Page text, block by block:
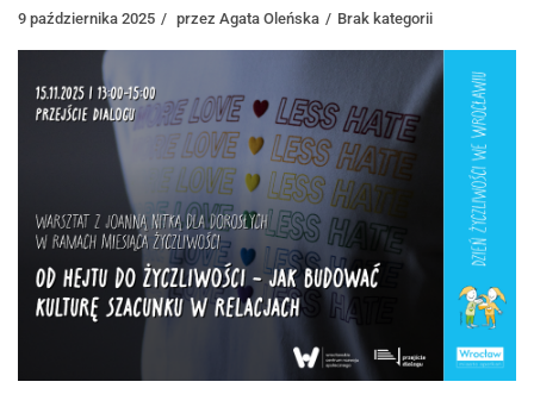
9 października 2025 przez Agata Oleńska Brak kategorii